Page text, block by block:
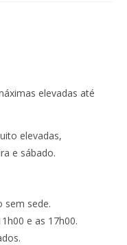
elevadas até
elevadas,
e sábado.
sem sede.
e as 17h00.